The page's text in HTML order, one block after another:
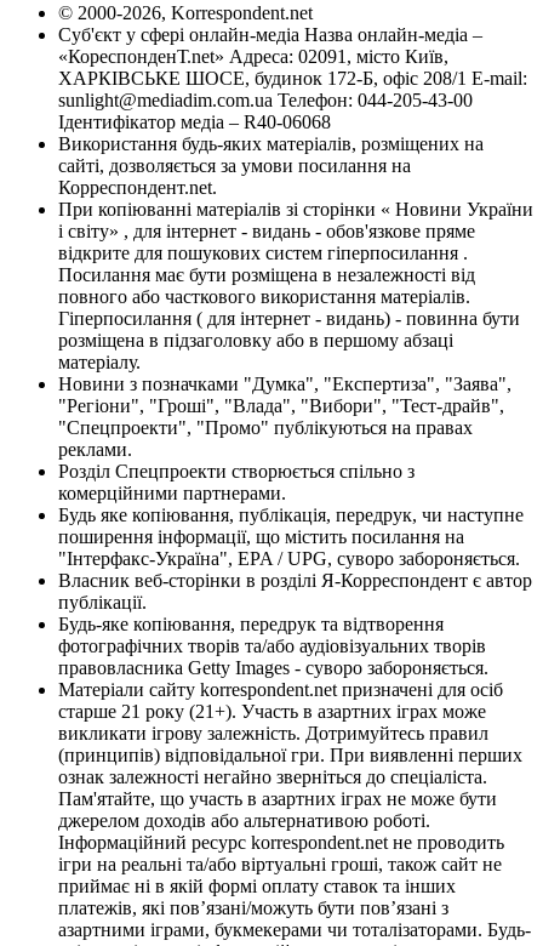
© 2000-2026, Korrespondent.net
Суб'єкт у сфері онлайн-медіа Назва онлайн-медіа –
«КореспонденТ.net» Адреса: 02091, місто Київ,
ХАРКІВСЬКЕ ШОСЕ, будинок 172-Б, офіс 208/1 E-mail:
sunlight@mediadim.com.ua Телефон: 044-205-43-00
Ідентифікатор медіа – R40-06068
Використання будь-яких матеріалів, розміщених на
сайті, дозволяється за умови посилання на
Корреспондент.net.
При копіюванні матеріалів зі сторінки « Новини України
і світу» , для інтернет - видань - обов'язкове пряме
відкрите для пошукових систем гіперпосилання .
Посилання має бути розміщена в незалежності від
повного або часткового використання матеріалів.
Гіперпосилання ( для інтернет - видань) - повинна бути
розміщена в підзаголовку або в першому абзаці
матеріалу.
Новини з позначками "Думка", "Експертиза", "Заява",
"Регіони", "Гроші", "Влада", "Вибори", "Тест-драйв",
"Спецпроекти", "Промо" публікуються на правах
реклами.
Розділ Спецпроекти створюється спільно з
комерційними партнерами.
Будь яке копіювання, публікація, передрук, чи наступне
поширення інформації, що містить посилання на
"Інтерфакс-Україна", EPA / UPG, суворо забороняється.
Власник веб-сторінки в розділі Я-Корреспондент є автор
публікації.
Будь-яке копіювання, передрук та відтворення
фотографічних творів та/або аудіовізуальних творів
правовласника Getty Images - суворо забороняється.
Матеріали сайту korrespondent.net призначені для осіб
старше 21 року (21+). Участь в азартних іграх може
викликати ігрову залежність. Дотримуйтесь правил
(принципів) відповідальної гри. При виявленні перших
ознак залежності негайно зверніться до спеціаліста.
Пам'ятайте, що участь в азартних іграх не може бути
джерелом доходів або альтернативою роботі.
Інформаційний ресурс korrespondent.net не проводить
ігри на реальні та/або віртуальні гроші, також сайт не
приймає ні в якій формі оплату ставок та інших
платежів, які пов’язані/можуть бути пов’язані з
азартними іграми, букмекерами чи тоталізаторами. Будь-